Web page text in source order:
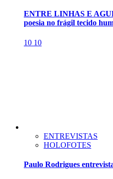
ENTRE LINHAS E
poesia no frágil tecido
10 10
ENTREVISTAS
HOLOFOTES
Paulo Rodrigues